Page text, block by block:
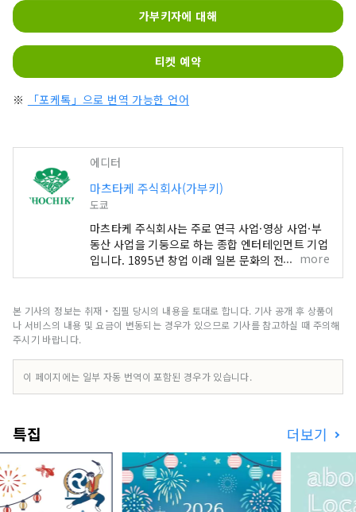
가부키자에 대해
티켓 예약
※ 「포케톡」으로 번역 가능한 언어
에디터
마츠타케 주식회사(가부키)
도쿄
마츠타케 주식회사는 주로 연극 사업·영상 사업·부
동산 사업을 기둥으로 하는 종합 엔터테인먼트 기업
입니다. 1895년 창업 이래 일본 문화의 전통을 계승
·발전시켜 세계 문화에 공헌해 왔습니다. 그 중에서
기업으로서 유일하게 그 제작과 흥행을 담당하고 있
습니다. 가부키자·신바시 연무장·남자·오사카 마
키의 매력을 알기 쉽게, 시기 적절하게 전합니다.
more
본 기사의 정보는 취재・집필 당시의 내용을 토대로 합니다. 기사 공개 후 상품이
나 서비스의 내용 및 요금이 변동되는 경우가 있으므로 기사를 참고하실 때 주의해
주시기 바랍니다.
이 페이지에는 일부 자동 번역이 포함된 경우가 있습니다.
특집 더보기